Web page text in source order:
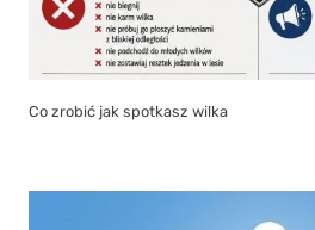
Co zrobić jak spotkasz wilka